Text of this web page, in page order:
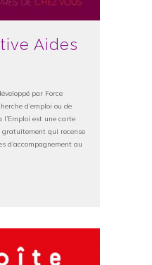
Aides
par Force
d’emploi ou de
est une carte
qui recense
d’accompagnement au